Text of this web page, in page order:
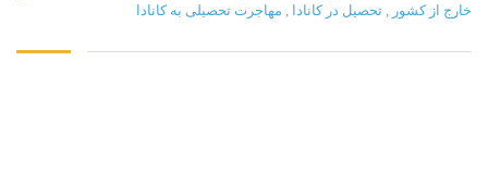
خارج از کشور , تحصیل در کانادا , مهاجرت تحصیلی به کانادا